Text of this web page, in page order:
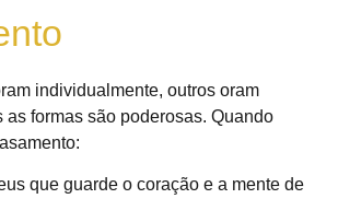
individualmente, outros oram
as formas são poderosas. Quando
que guarde o coração e a mente de